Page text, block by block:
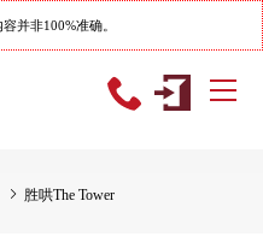
并非100%准确。
胜哄The Tower